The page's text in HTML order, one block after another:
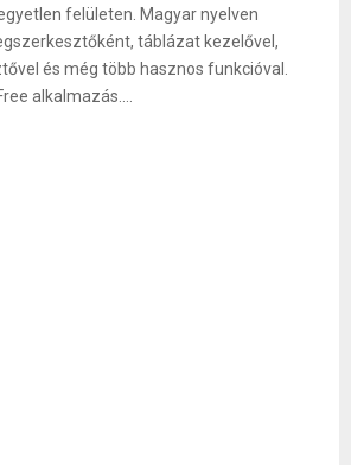
felületen. Magyar nyelven
táblázat kezelővel,
és még több hasznos funkcióval.
alkalmazás....